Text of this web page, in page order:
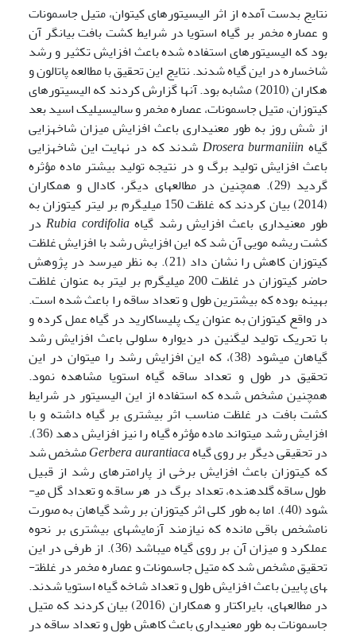
نتایج بدست آمده از اثر الیسیتورهای کیتوان، متیل جاسمونات
و عصاره مخمر بر گیاه استویا در شرایط کشت بافت بیانگر آن
بود که الیسیتورهای استفاده شده باعث افزایش تکثیر و رشد
شاخساره در این گیاه شدند. نتایج این تحقیق با مطالعه پاتالون و
هکاران (2010) مشابه بود. آن­ها گزارش کردند که الیسیتورهای
کیتوزان، متیل جاسمونات، عصاره مخمر و سالیسیلیک اسید بعد
از شش روز به طور معنی­داری باعث افزایش میزان شاخه­زایی
گیاه Drosera burmaniiin شدند که در نهایت این شاخه­زایی
باعث افزایش تولید برگ و در نتیجه تولید بیشتر ماده مؤثره
گردید (29). همچنین در مطالعه­ای دیگر، کادال و همکاران
(2014) بیان کردند که غلظت 150 میلی­گرم بر لیتر کیتوزان به
طور معنی­داری باعث افزایش رشد گیاهRubia cordifoliaدر
کشت ریشه مویی آن شد که این افزایش رشد با افزایش غلظت
کیتوزان کاهش را نشان داد (21). به نظر می­رسد در پژوهش
حاضر کیتوزان در غلظت 200 میلی­گرم بر لیتر به عنوان غلظت
بهینه بوده که بیشترین طول و تعداد ساقه را باعث شده است.
در واقع کیتوزان به عنوان یک پلی­ساکارید در گیاه عمل کرده و
با تحریک تولید لیگنین در دیواره سلولی باعث افزایش رشد
گیاهان می­شود (38)، که این افزایش رشد را می­توان در این
تحقیق در طول و تعداد ساقه گیاه استویا مشاهده نمود.
همچنین مشخص شده که استفاده از این الیسیتور در شرایط
کشت بافت در غلظت مناسب اثر بیشتری بر گیاه داشته و با
افزایش رشد می­تواند ماده مؤثره گیاه را نیز افزایش دهد (36).
در تحقیقی دیگر بر روی گیاهGerbera aurantiacaمشخص شد
که کیتوزان باعث افزایش برخی از پارامترهای رشد از قبیل
طول ساقه گل­دهنده، تعداد برگ در هر ساقه و تعداد گل می­
شود (40). اما به طور کلی اثر کیتوزان بر رشد گیاهان به صورت
نامشخص باقی مانده که نیازمند آزمایش­های بیشتری بر نحوه
عملکرد و میزان آن بر روی گیاه می­باشد (36). از طرفی در این
تحقیق مشخص شد که متیل جاسمونات و عصاره مخمر در غلظت­
های پایین باعث افزایش طول و تعداد شاخه گیاه استویا شدند.
در مطالعه­ای، بایراکتار و همکاران (2016) بیان کردند که متیل
جاسمونات به طور معنی­داری باعث کاهش طول و تعداد ساقه در